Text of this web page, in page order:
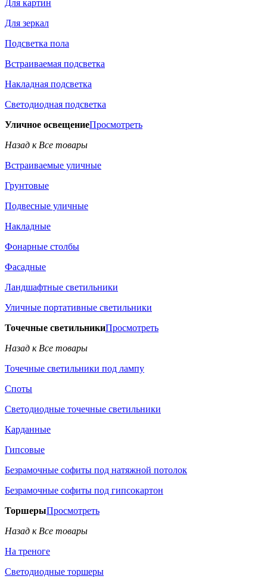
Для картин
Для зеркал
Подсветка пола
Встраиваемая подсветка
Накладная подсветка
Светодиодная подсветка
Уличное освещениеПросмотреть
Назад к Все товары
Встраиваемые уличные
Грунтовые
Подвесные уличные
Накладные
Фонарные столбы
Фасадные
Ландшафтные светильники
Уличные портативные светильники
Точечные светильникиПросмотреть
Назад к Все товары
Точечные светильники под лампу
Споты
Светодиодные точечные светильники
Карданные
Гипсовые
Безрамочные софиты под натяжной потолок
Безрамочные софиты под гипсокартон
ТоршерыПросмотреть
Назад к Все товары
На треноге
Светодиодные торшеры